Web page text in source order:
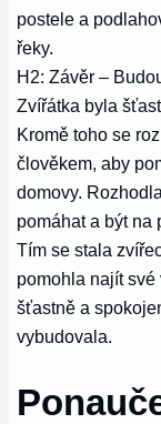
postele a
řeky.
H2: Závěr –
Zvířátka byla
Kromě toho se
člověkem, aby
domovy.
pomáhat a být na
Tím se stala
pomohla najít své
šťastně a
vybudovala.